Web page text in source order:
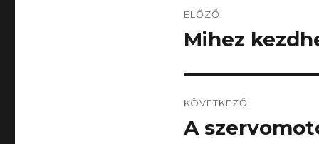
navigáció
ELŐZŐ
Korábbi
Mihez
KÖVETKEZŐ
Következő
A